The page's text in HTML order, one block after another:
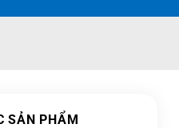
SẢN PHẨM